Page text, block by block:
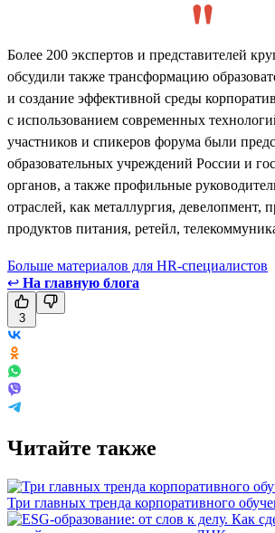
Более 200 экспертов и представителей
обсудили также трансформацию
и создание эффективной среды
с использованием современных
участников и спикеров форума были
образовательных учреждений России и
органов, а также профильные
отраслей, как металлургия, девелопмент,
продуктов питания, ретейл,
Больше материалов для HR-специалистов
↩ На главную блога
3
Читайте также
Три главных тренда корпоративного